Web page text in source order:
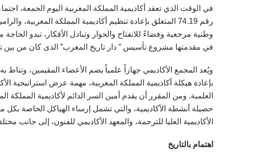
في الوقت الذي تعقد أكاديمية المملكة المغربية اليوم الجمعة،
رقم 74.19 المتعلق بإعادة تنظيم أكاديمية المملكة
وطنية مرجعية وفضاءً للانفتاح والحوار وتبادل الأفكار، تبدو
في مقدمتها مشروع تأسيس ” دار تاريخ المغرب” الذى كان من بين توصيات
بإعادة هيكلة أكاديمية المملكة المغربية، مهمة عرض استراتيجية
العلمية. ومن المقرر أن يقدم أمين السر الدائم لأكاديمية المملكة
حصيلة أنشطة الأكاديمية، والتي تشمل إرساء الهياكل الخاصة بكل
الأكاديمية العليا للترجمة، والمعهد الأكاديمي للفنون، إلى جانب
اهتمام بالتاريخ